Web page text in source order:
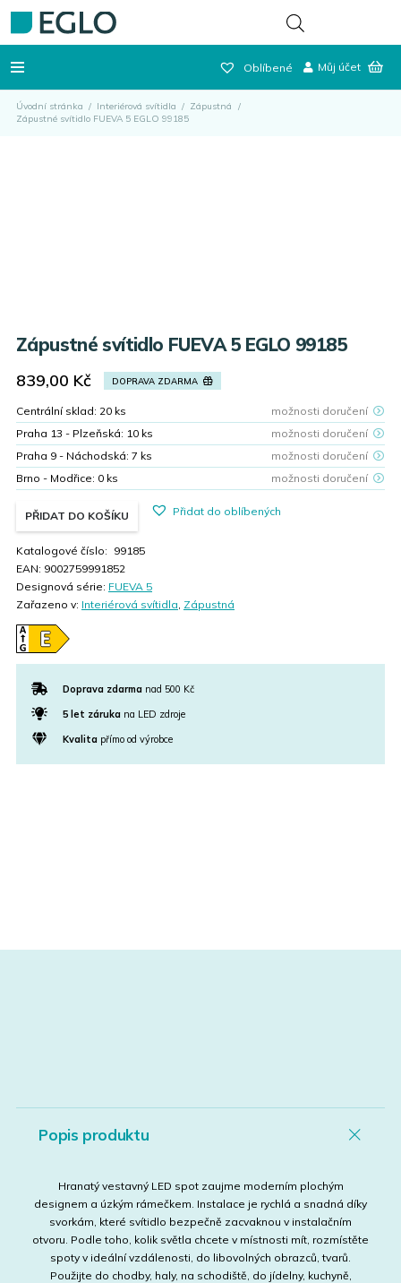
Oblíbené Můj účet
Úvodní stránka / Interiérová svítidla / Zápustná
/
Zápustné svítidlo FUEVA 5 EGLO 99185
Zápustné svítidlo FUEVA 5 EGLO 99185
839,00 Kč DOPRAVA ZDARMA
Centrální sklad: 20 ks
možnosti doručení
Praha 13 - Plzeňská: 10 ks
možnosti doručení
Praha 9 - Náchodská: 7 ks
možnosti doručení
Brno - Modřice: 0 ks možnosti doručení
PŘIDAT DO KOŠÍKU Přidat do oblíbených
Katalogové číslo: 99185
EAN: 9002759991852
Designová série: FUEVA 5
Zařazeno v: Interiérová svítidla Zápustná
Doprava zdarma nad 500 Kč
5 let zárukana LED zdroje
Kvalitapřímo od výrobce
Popis produktu
Hranatý vestavný LED spot zaujme moderním plochým
designem a úzkým rámečkem. Instalace je rychlá a snadná díky
svorkám, které svítidlo bezpečně zacvaknou v instalačním
otvoru. Podle toho, kolik světla chcete v místnosti mít, rozmístěte
spoty v ideální vzdálenosti, do libovolných obrazců, tvarů.
Použijte do chodby, haly, na schodiště, do jídelny, kuchyně,